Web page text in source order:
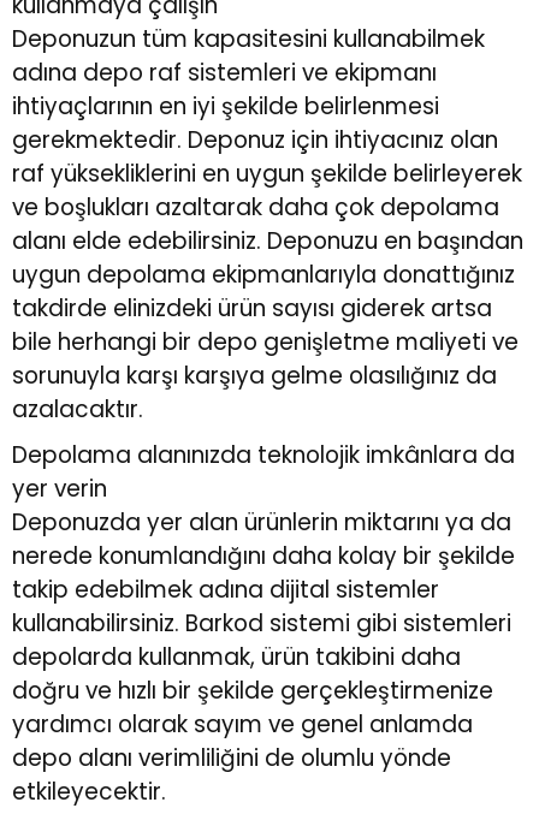
Deponuzun tüm kapasitesini kullanabilmek
adına depo raf sistemleri ve ekipmanı
ihtiyaçlarının en iyi şekilde belirlenmesi
gerekmektedir. Deponuz için ihtiyacınız olan
raf yüksekliklerini en uygun şekilde belirleyerek
ve boşlukları azaltarak daha çok depolama
alanı elde edebilirsiniz. Deponuzu en başından
uygun depolama ekipmanlarıyla donattığınız
takdirde elinizdeki ürün sayısı giderek artsa
bile herhangi bir depo genişletme maliyeti ve
sorunuyla karşı karşıya gelme olasılığınız da
azalacaktır.
Depolama alanınızda teknolojik imkânlara da
yer verin
Deponuzda yer alan ürünlerin miktarını ya da
nerede konumlandığını daha kolay bir şekilde
takip edebilmek adına dijital sistemler
kullanabilirsiniz. Barkod sistemi gibi sistemleri
depolarda kullanmak, ürün takibini daha
doğru ve hızlı bir şekilde gerçekleştirmenize
yardımcı olarak sayım ve genel anlamda
depo alanı verimliliğini de olumlu yönde
etkileyecektir.